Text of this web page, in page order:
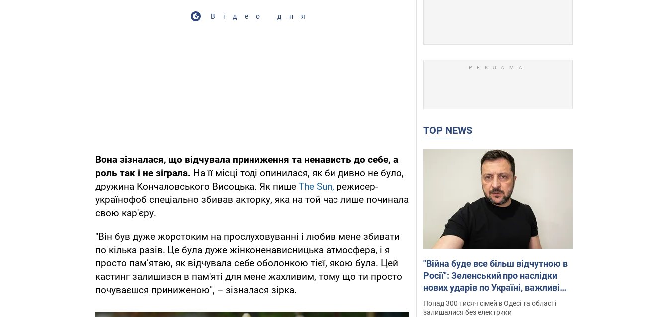
Відео дня
Вона зізналася, що відчувала приниження та ненависть до себе, а
роль так і не зіграла. На її місці тоді опинилася, як би дивно не було,
дружина Кончаловського Висоцька. Як пише The Sun, режисер-
українофоб спеціально збивав акторку, яка на той час лише починала
свою кар'єру.
"Він був дуже жорстоким на прослуховуванні і любив мене збивати
по кілька разів. Це була дуже жінконенависницька атмосфера, і я
просто пам’ятаю, як відчувала себе оболонкою тієї, якою була. Цей
кастинг залишився в пам'яті для мене жахливим, тому що ти просто
почуваєшся приниженою", – зізналася зірка.
TOP NEWS
"Війна буде все більш відчутною в
Росії": Зеленський про наслідки
нових ударів по Україні, важливі
звіти й атаки по об'єктах ворога.
Відео
Понад 300 тисяч сімей в Одесі та області
залишалися без електрики